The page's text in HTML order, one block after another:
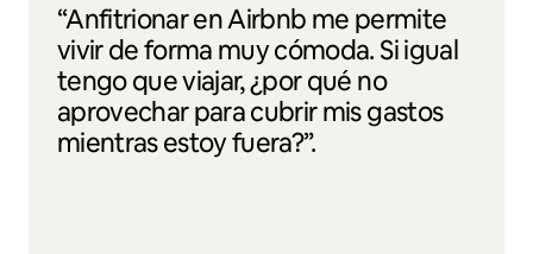
“Anfitrionar en Airbnb me permite
vivir de forma muy cómoda. Si igual
tengo que viajar, ¿por qué no
aprovechar para cubrir mis gastos
mientras estoy fuera?”.